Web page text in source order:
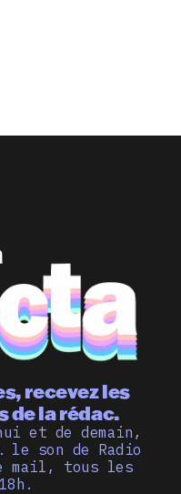
recevez les
de la rédac.
et de demain,
le son de Radio
mail, tous les